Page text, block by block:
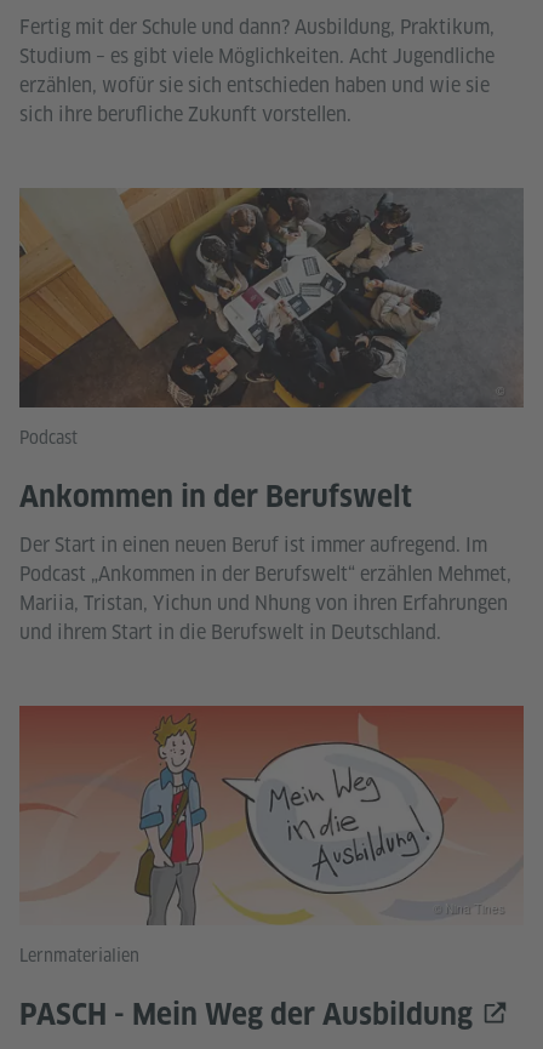
Fertig mit der Schule und dann? Ausbildung, Praktikum,
Studium – es gibt viele Möglich­keiten. Acht Jugendliche
erzählen, wofür sie sich entschieden haben und wie sie
sich ihre berufliche Zukunft vorstellen.
Podcast
Ankommen in der Berufswelt
Der Start in einen neuen Beruf ist immer aufregend. Im
Podcast „Ankommen in der Berufswelt“ erzählen Mehmet,
Mariia, Tristan, Yichun und Nhung von ihren Erfahrungen
und ihrem Start in die Berufswelt in Deutschland.
©
Lernmaterialien
PASCH - Mein Weg der Ausbildung
© Nina Tines